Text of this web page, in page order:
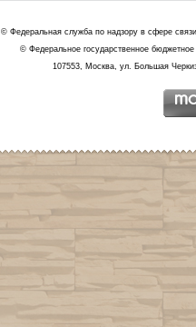
© Федеральная служба по надзору в сфере
© Федеральное государственное
107553, Москва, ул. Большая